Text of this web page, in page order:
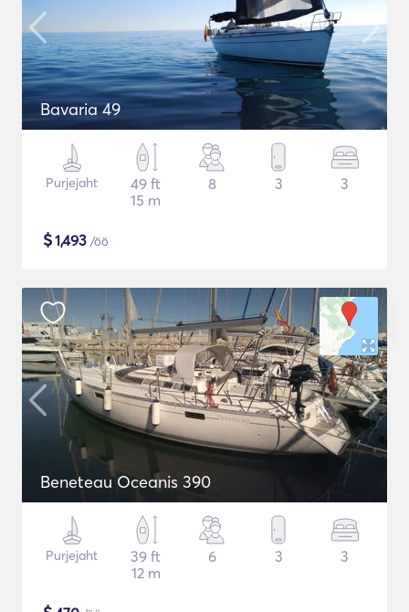
Bavaria 49
Purjejaht
49 ft
15 m
8 3 3
$1,493 /öö
Beneteau Oceanis 390
Purjejaht
39 ft
12 m
6 3 3